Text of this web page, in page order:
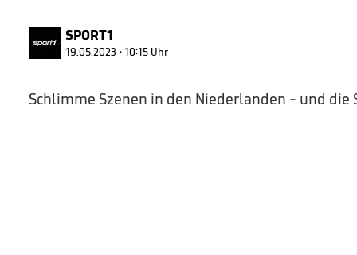
SPORT1
19.05.2023 • 10:15 Uhr
Schlimme Szenen in den Niederlanden - und